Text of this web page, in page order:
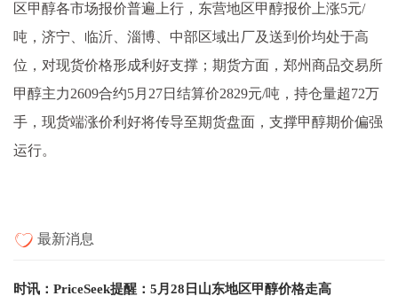
区甲醇各市场报价普遍上行，东营地区甲醇报价上涨5元/
吨，济宁、临沂、淄博、中部区域出厂及送到价均处于高
位，对现货价格形成利好支撑；期货方面，郑州商品交易所
甲醇主力2609合约5月27日结算价2829元/吨，持仓量超72万
手，现货端涨价利好将传导至期货盘面，支撑甲醇期价偏强
运行。
最新消息
时讯：PriceSeek提醒：5月28日山东地区甲醇价格走高